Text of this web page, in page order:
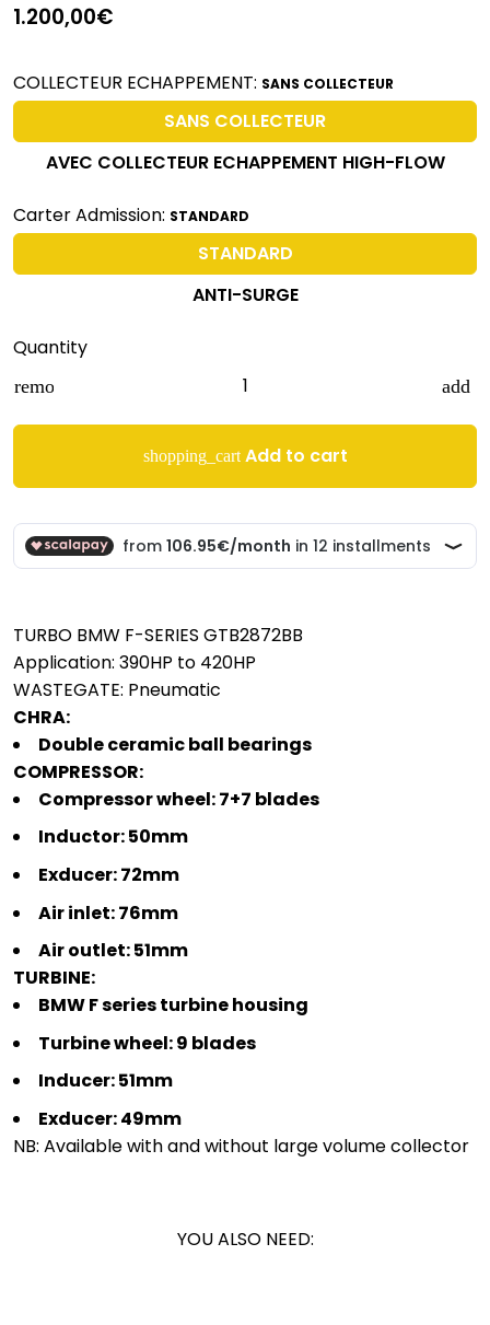
1.200,00€
COLLECTEUR ECHAPPEMENT: SANS COLLECTEUR
SANS COLLECTEUR
AVEC COLLECTEUR ECHAPPEMENT HIGH-FLOW
Carter Admission: STANDARD
STANDARD
ANTI-SURGE
Quantity
remove add
shopping_cart Add to cart
TURBO BMW F-SERIES GTB2872BB
Application: 390HP to 420HP
WASTEGATE: Pneumatic
CHRA:
Double ceramic ball bearings
COMPRESSOR:
Compressor wheel: 7+7 blades
Inductor: 50mm
Exducer: 72mm
Air inlet: 76mm
Air outlet: 51mm
TURBINE:
BMW F series turbine housing
Turbine wheel: 9 blades
Inducer: 51mm
Exducer: 49mm
NB: Available with and without large volume collector
YOU ALSO NEED: